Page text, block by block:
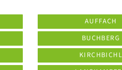
AUFFACH
BUCHBERG
KIRCHBICHL